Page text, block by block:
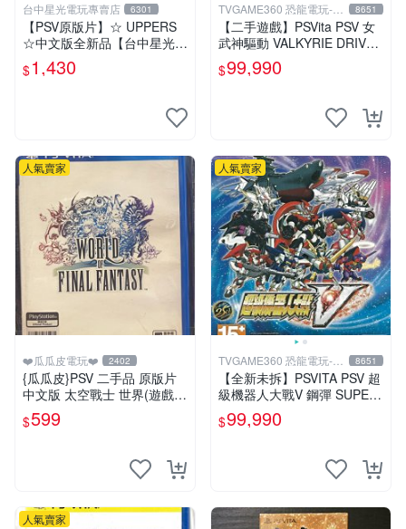
台中星光電玩專賣店 6301
【PSV原版片】☆ UPPERS
☆中文版全新品【台中星光電
玩】
$1,430
TVGAME360 恐龍電玩-台
中店
8651
【二手遊戲】PSVita PSV 女
武神驅動 VALKYRIE DRIVE
日文版【台中恐龍電玩】
$99,990
人氣賣家
❤️瓜瓜皮電玩❤️ 2402
{瓜瓜皮}PSV 二手品 原版片
中文版 太空戰士 世界(遊戲都
有回收)
$599
人氣賣家
TVGAME360 恐龍電玩-台
中店
8651
【全新未拆】PSVITA PSV 超
級機器人大戰V 鋼彈 SUPER
ROBOT WARS V 中文版【台
中恐龍電玩】
$99,990
人氣賣家